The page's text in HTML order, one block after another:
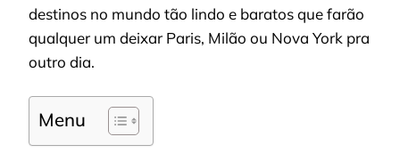
destinos no mundo tão lindo e baratos que farão
qualquer um deixar Paris, Milão ou Nova York pra
outro dia.
Menu